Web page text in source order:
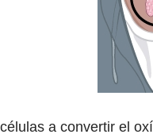
a convertir el